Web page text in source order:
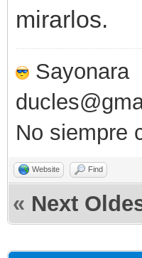
mirarlos.
Sayonara
No siempre
Website Find
« Next